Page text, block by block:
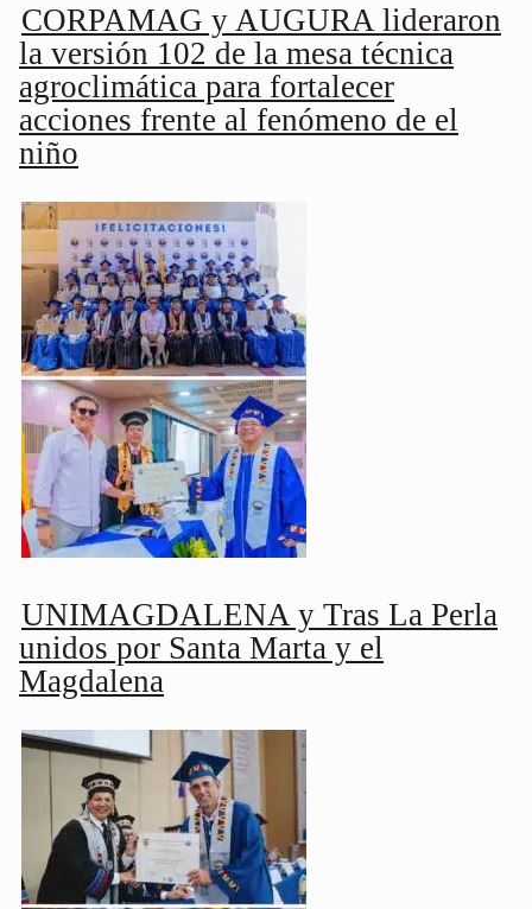
CORPAMAG y AUGURA lideraron
la versión 102 de la mesa técnica
agroclimática para fortalecer
acciones frente al fenómeno de el
niño
UNIMAGDALENA y Tras La Perla
unidos por Santa Marta y el
Magdalena